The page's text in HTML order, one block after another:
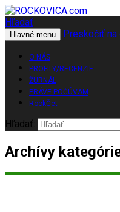
Hľadať
Hlavné menu Preskočiť na
O NÁS
PROFILY/RECENZIE
ŽURNÁL
PRÁVE POČÚVAM
RockČet
Hľadať:
Archívy